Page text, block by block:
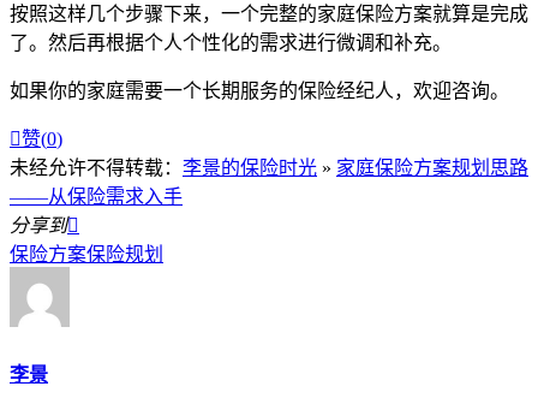
按照这样几个步骤下来，一个完整的家庭保险方案就算是完成
了。然后再根据个人个性化的需求进行微调和补充。
如果你的家庭需要一个长期服务的保险经纪人，欢迎咨询。
赞(0)
未经允许不得转载： 李景的保险时光 » 家庭保险方案规划思路
——从保险需求入手
分享到
保险方案保险规划
李景